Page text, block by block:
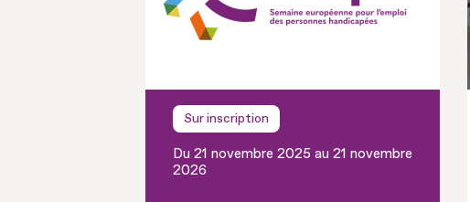
Sur inscription
Du 21 novembre 2025 au 21 novembre
2026